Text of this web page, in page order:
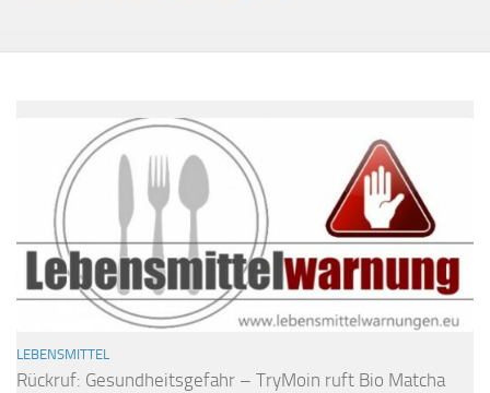
LEBENSMITTEL
Rückruf: Gesundheitsgefahr – TryMoin ruft Bio Matcha